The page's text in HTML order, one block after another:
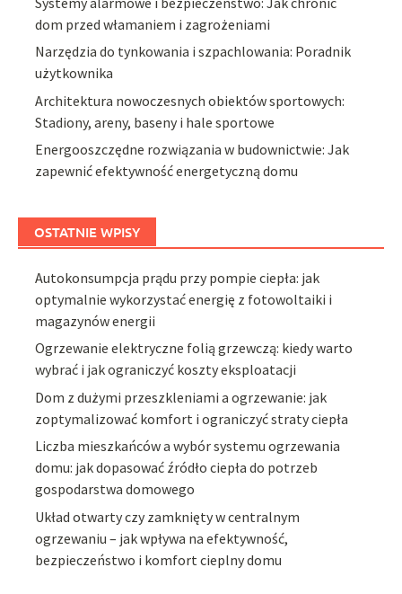
dom przed włamaniem i zagrożeniami
Narzędzia do tynkowania i szpachlowania: Poradnik
użytkownika
Architektura nowoczesnych obiektów sportowych:
Stadiony, areny, baseny i hale sportowe
Energooszczędne rozwiązania w budownictwie: Jak
zapewnić efektywność energetyczną domu
OSTATNIE WPISY
Autokonsumpcja prądu przy pompie ciepła: jak
optymalnie wykorzystać energię z fotowoltaiki i
magazynów energii
Ogrzewanie elektryczne folią grzewczą: kiedy warto
wybrać i jak ograniczyć koszty eksploatacji
Dom z dużymi przeszkleniami a ogrzewanie: jak
zoptymalizować komfort i ograniczyć straty ciepła
Liczba mieszkańców a wybór systemu ogrzewania
domu: jak dopasować źródło ciepła do potrzeb
gospodarstwa domowego
Układ otwarty czy zamknięty w centralnym
ogrzewaniu – jak wpływa na efektywność,
bezpieczeństwo i komfort cieplny domu